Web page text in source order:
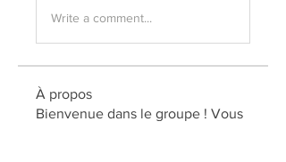
Write a comment...
À propos
Bienvenue dans le groupe ! Vous